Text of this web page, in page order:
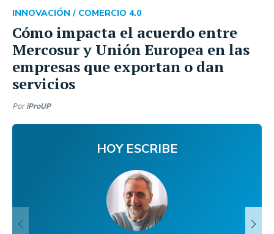
Cómo impacta el acuerdo entre
Mercosur y Unión Europea en las
empresas que exportan o dan
servicios
INNOVACIÓN / COMERCIO 4.0
Por iProUP
HOY ESCRIBE